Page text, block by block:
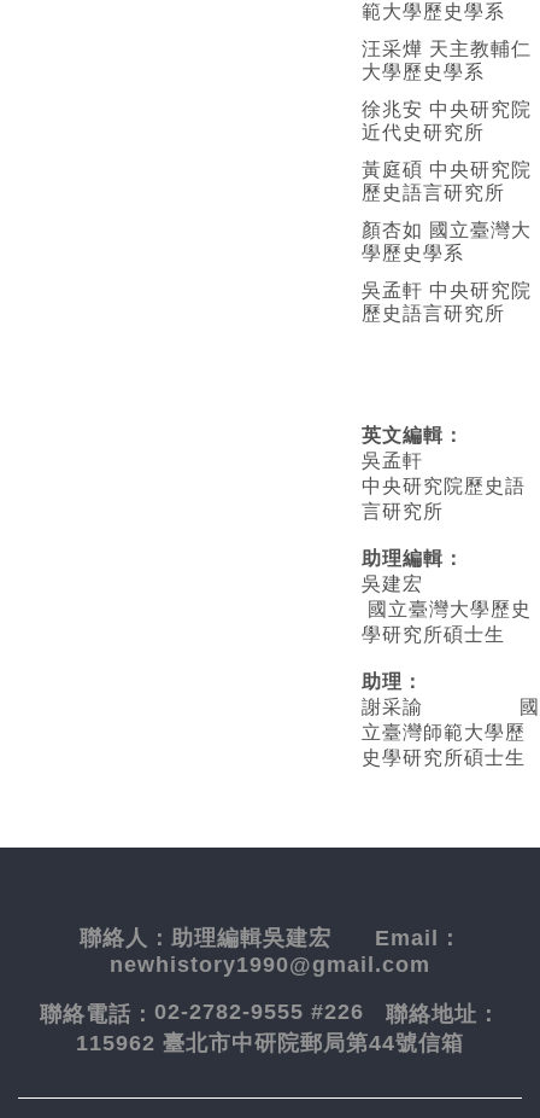
範大學歷史學系
汪采燁 天主教輔仁
大學歷史學系
徐兆安 中央研究院
近代史研究所
黃庭碩 中央研究院
歷史語言研究所
顏杏如 國立臺灣大
學歷史學系
吳孟軒 中央研究院
歷史語言研究所
英文編輯 ：
吳孟軒
中央研究院歷史語
言研究所
助理編輯：
吳建宏
國立臺灣大學歷史
學研究所碩士生
助理：
謝采諭
國
立臺灣師範大學歷
史學研究所碩士生
聯絡人： 助理編輯吳建宏 Email：
newhistory1990@gmail.com
聯絡電話： 02-2782-9555 #226 聯絡地址：
115962 臺北市中研院郵局第44號信箱